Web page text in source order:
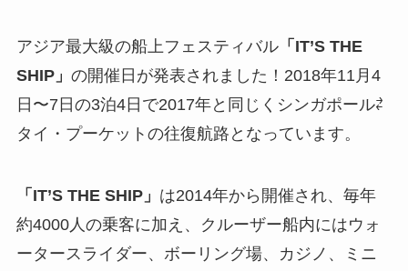
アジア最大級の船上フェスティバル「IT’S THE
SHIP」 の開催日が発表されました！2018年11月4
日〜7日の3泊4日で2017年と同じくシンガポール⇄
タイ・プーケットの往復航路となっています。
「IT’S THE SHIP」 は2014年から開催され、毎年
約4000人の乗客に加え、クルーザー船内にはウォ
ータースライダー、ボーリング場、カジノ、ミニ